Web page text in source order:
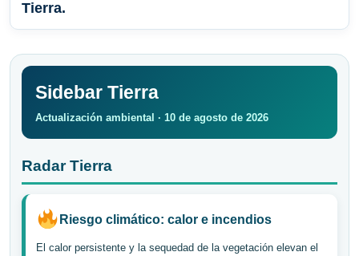
Tierra.
Sidebar Tierra
Actualización ambiental · 10 de agosto de 2026
Radar Tierra
Riesgo climático: calor e incendios
El calor persistente y la sequedad de la vegetación elevan el